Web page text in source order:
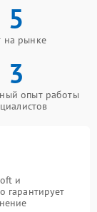
5
на рынке
3
опыт работы
и
гарантирует